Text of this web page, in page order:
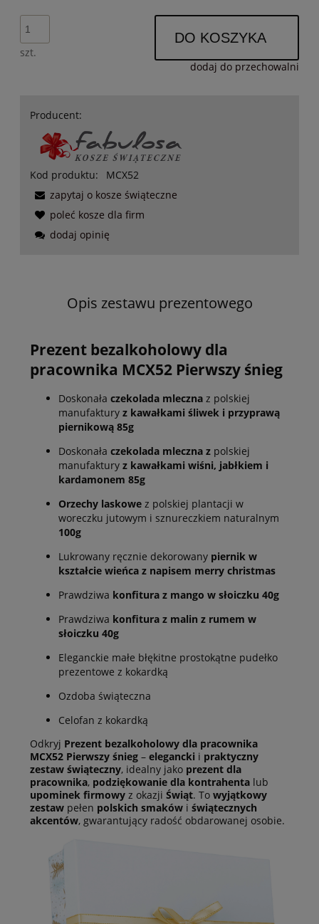
szt.
DO KOSZYKA
dodaj do przechowalni
Producent:
Kod produktu:
MCX52
zapytaj o kosze świąteczne
poleć kosze dla firm
dodaj opinię
Opis zestawu prezentowego
Prezent bezalkoholowy dla
pracownika MCX52 Pierwszy śnieg
Doskonała czekolada mleczna z polskiej
manufaktury z kawałkami śliwek i przyprawą
piernikową 85g
Doskonała czekolada mleczna z polskiej
manufaktury z kawałkami wiśni, jabłkiem i
kardamonem 85g
Orzechy laskowe z polskiej plantacji w
woreczku jutowym i sznureczkiem naturalnym
100g
Lukrowany ręcznie dekorowany piernik w
kształcie wieńca z napisem merry christmas
Prawdziwa konfitura z mango w słoiczku 40g
Prawdziwa konfitura z malin z rumem w
słoiczku 40g
Eleganckie małe błękitne prostokątne pudełko
prezentowe z kokardką
Ozdoba świąteczna
Celofan z kokardką
Odkryj Prezent bezalkoholowy dla pracownika
MCX52 Pierwszy śnieg – elegancki i praktyczny
zestaw świąteczny, idealny jako prezent dla
pracownika, podziękowanie dla kontrahenta lub
upominek firmowy z okazji Świąt. To wyjątkowy
zestaw pełen polskich smaków i świątecznych
akcentów, gwarantujący radość obdarowanej osobie.